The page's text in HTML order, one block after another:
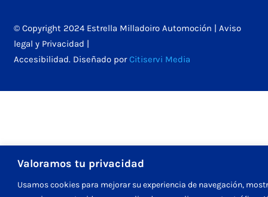
Valoramos tu privacidad
Usamos cookies para mejorar su experiencia de navegación,
© Copyright 2024 Estrella Milladoiro Automoción |Aviso
legal y Privacidad |
Accesibilidad. Diseñado porCitiservi Media